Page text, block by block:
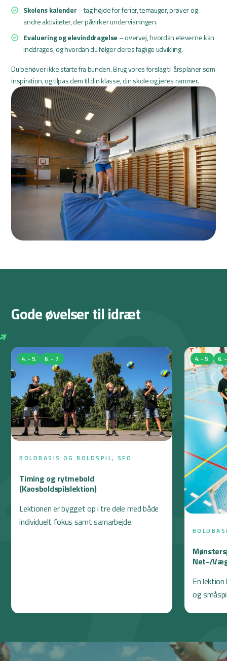
Skolens kalender– tag højde for ferier, temauger, prøver og
andre aktiviteter, der påvirker undervisningen.
Evaluering og elevinddragelse – overvej, hvordan eleverne kan
inddrages, og hvordan du følger deres faglige udvikling.
Du behøver ikke starte fra bunden. Brug vores forslag til årsplaner som
inspiration, og tilpas dem til din klasse, din skole og jeres rammer.
Gode øvelser til idræt
4. - 5. 6. - 7.
BOLDBASIS OG BOLDSPIL, SFO
Timing og rytmebold
(Kaosboldspilslektion)
Lektionen er bygget op i tre dele med både
individuelt fokus samt samarbejde.
4. - 5. 6.
Net-/
En
og